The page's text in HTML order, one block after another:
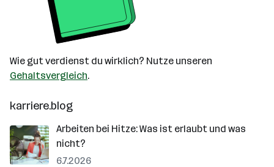
Wie gut verdienst du wirklich? Nutze unseren
Gehaltsvergleich.
karriere.blog
Arbeiten bei Hitze: Was ist erlaubt und was
nicht?
6.7.2026